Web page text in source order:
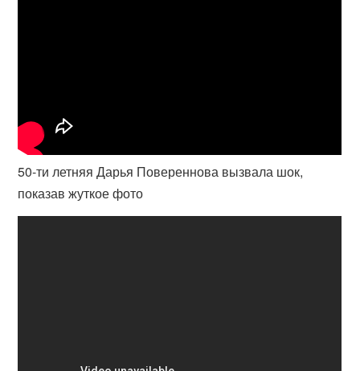
50-ти летняя Дарья Повереннова вызвала шок,
показав жуткое фото